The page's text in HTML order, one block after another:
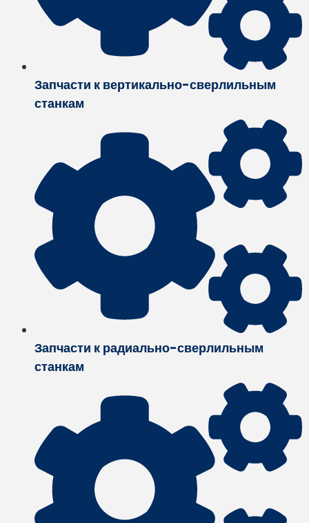
Запчасти к вертикально-сверлильным
станкам
Запчасти к радиально-сверлильным
станкам